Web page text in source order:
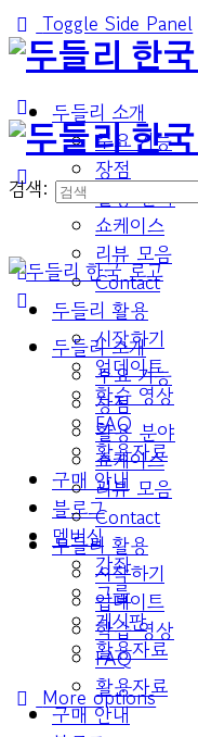
Toggle Side Panel
두들리 소개
주요 기능
장점
활용 분야
쇼케이스
리뷰 모음
Contact
두들리 활용
시작하기
업데이트
학습 영상
FAQ
활용자료
구매 안내
블로그
멤버십
강좌
그룹
게시판
활용자료
More options
검색:
두들리 소개
주요 기능
장점
활용 분야
쇼케이스
리뷰 모음
Contact
두들리 활용
시작하기
업데이트
학습 영상
FAQ
활용자료
구매 안내